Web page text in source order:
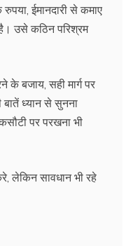
ईमानदारी से कमाए
उसे कठिन परिश्रम
बजाय, सही मार्ग पर
ध्यान से सुनना
पर परखना भी
लेकिन सावधान भी रहे